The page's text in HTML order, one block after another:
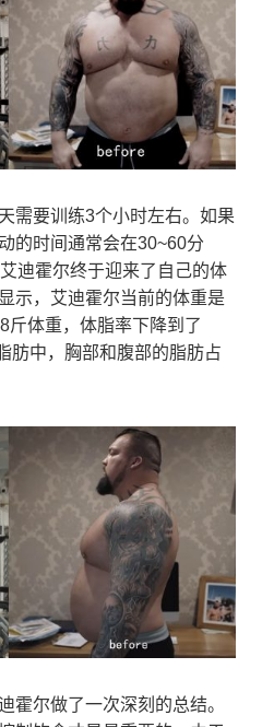
需要训练3个小时左右。如果
的时间通常会在30~60分
迪霍尔终于迎来了自己的体
示，艾迪霍尔当前的体重是
斤体重，体脂率下降到了
肪中，胸部和腹部的脂肪占
霍尔做了一次深刻的总结。